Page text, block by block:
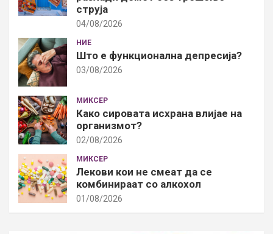
струја
04/08/2026
НИЕ
Што е функционална депресија?
03/08/2026
МИКСЕР
Како сировата исхрана влијае на
организмот?
02/08/2026
МИКСЕР
Лекови кои не смеат да се
комбинираат со алкохол
01/08/2026